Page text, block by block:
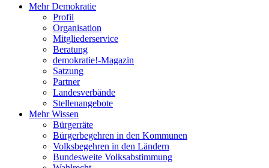
Mehr Demokratie
Profil
Organisation
Mitgliederservice
Beratung
demokratie!-Magazin
Satzung
Partner
Landesverbände
Stellenangebote
Mehr Wissen
Bürgerräte
Bürgerbegehren in den Kommunen
Volksbegehren in den Ländern
Bundesweite Volksabstimmung